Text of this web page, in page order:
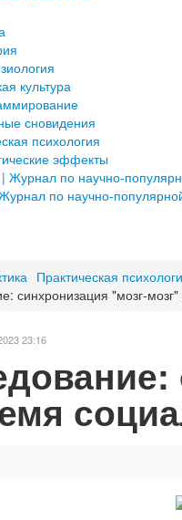
культура
сновидения
психология
эффекты
Журнал по научно-
по научно-
Практическая
синхронизация "мозг-
23:16